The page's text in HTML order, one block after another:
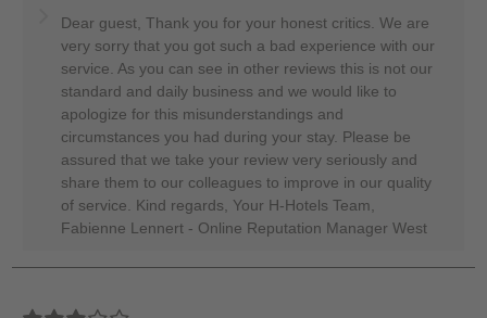
Dear guest, Thank you for your honest critics. We are
very sorry that you got such a bad experience with our
service. As you can see in other reviews this is not our
standard and daily business and we would like to
apologize for this misunderstandings and
circumstances you had during your stay. Please be
assured that we take your review very seriously and
share them to our colleagues to improve in our quality
of service. Kind regards, Your H-Hotels Team,
Fabienne Lennert - Online Reputation Manager West